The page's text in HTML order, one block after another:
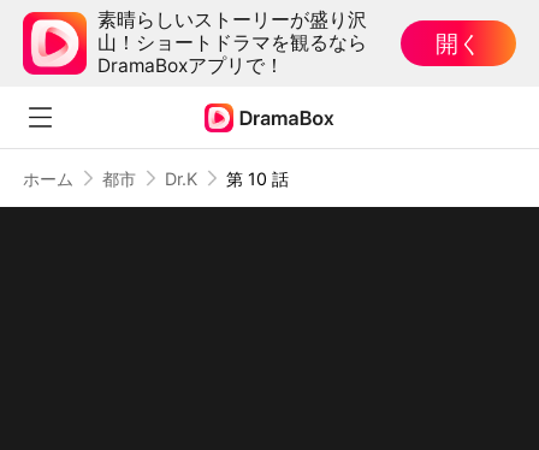
素晴らしいストーリーが盛り沢
山！ショートドラマを観るなら
DramaBoxアプリで！
開く
ホーム 都市 Dr.K 第 10 話